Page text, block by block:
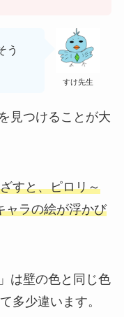
すけ先生
う
見つけることが大
すと、ピロリ～
ャラの絵が浮かび
は壁の色と同じ色
多少違います。